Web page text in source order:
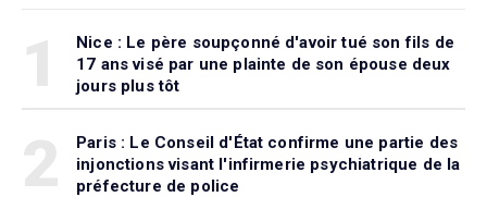
Nice : Le père soupçonné d'avoir tué son fils de
17 ans visé par une plainte de son épouse deux
jours plus tôt
Paris : Le Conseil d'État confirme une partie des
injonctions visant l'infirmerie psychiatrique de la
préfecture de police